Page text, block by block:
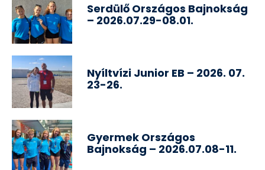
Serdülő Országos Bajnokság
– 2026.07.29-08.01.
Nyíltvízi Junior EB – 2026. 07.
23-26.
Gyermek Országos
Bajnokság – 2026.07.08-11.